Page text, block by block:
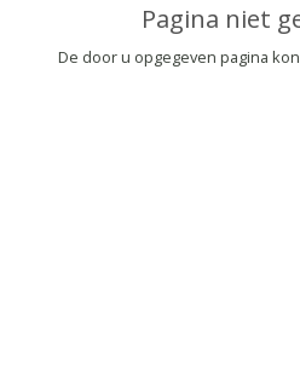
Pagina niet
De door u opgegeven pagina